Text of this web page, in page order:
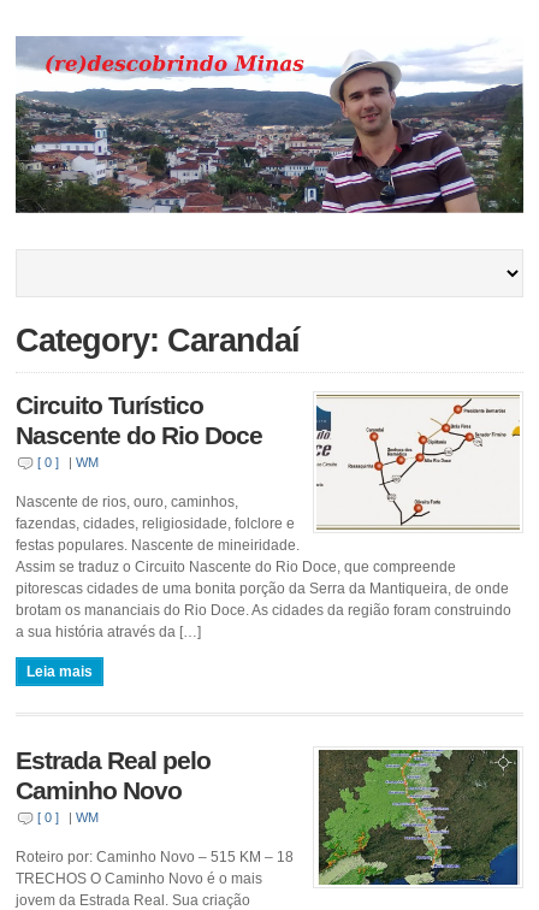
Category: Carandaí
Circuito Turístico
Nascente do Rio Doce
[ 0 ] |WM
Nascente de rios, ouro, caminhos,
fazendas, cidades, religiosidade, folclore e
festas populares. Nascente de mineiridade.
Assim se traduz o Circuito Nascente do Rio Doce, que compreende
pitorescas cidades de uma bonita porção da Serra da Mantiqueira, de onde
brotam os mananciais do Rio Doce. As cidades da região foram construindo
a sua história através da […]
Leia mais
Estrada Real pelo
Caminho Novo
[ 0 ] |WM
Roteiro por: Caminho Novo – 515 KM – 18
TRECHOS O Caminho Novo é o mais
jovem da Estrada Real. Sua criação